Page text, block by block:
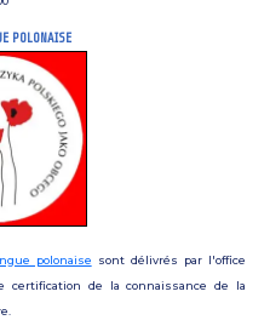
POLONAISE
polonaise sont délivrés par l'office
certification de la connaissance de la